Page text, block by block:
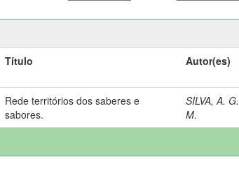
Título Autor(es)
Rede territórios dos saberes e
sabores.
SILVA, A. G.
M.